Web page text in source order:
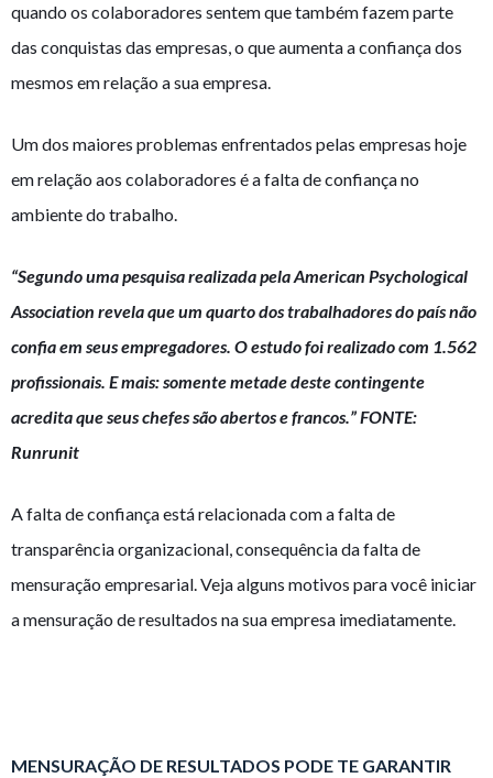
quando os colaboradores sentem que também fazem parte
das conquistas das empresas, o que aumenta a confiança dos
mesmos em relação a sua empresa.
Um dos maiores problemas enfrentados pelas empresas hoje
em relação aos colaboradores é a falta de confiança no
ambiente do trabalho.
“Segundo uma pesquisa realizada pela American Psychological
Association revela que um quarto dos trabalhadores do país não
confia em seus empregadores. O estudo foi realizado com 1.562
profissionais. E mais: somente metade deste contingente
acredita que seus chefes são abertos e francos.” FONTE:
Runrunit
A falta de confiança está relacionada com a falta de
transparência organizacional, consequência da falta de
mensuração empresarial. Veja alguns motivos para você iniciar
a mensuração de resultados na sua empresa imediatamente.
MENSURAÇÃO DE RESULTADOS PODE TE GARANTIR